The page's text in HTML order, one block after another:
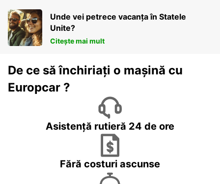
Unde vei petrece vacanța în Statele
Unite?
Citește mai mult
De ce să închiriați o mașină cu
Europcar ?
Asistență rutieră 24 de ore
Fără costuri ascunse